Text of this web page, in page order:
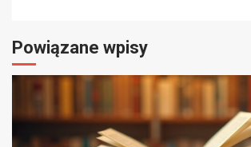
Powiązane wpisy